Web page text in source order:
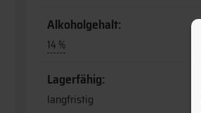
Alkoholgehalt:
14 %
Lagerfähig:
langfristig